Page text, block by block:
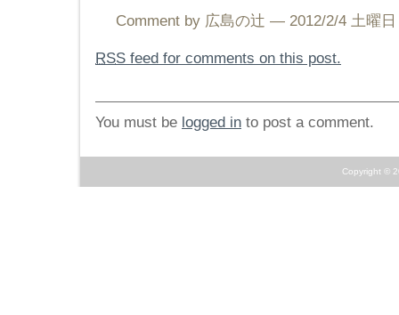
Comment by 広島の辻 — 2012/2/4 土曜
RSS feed for comments on this post.
You must be logged in to post a comment.
Copyright ©